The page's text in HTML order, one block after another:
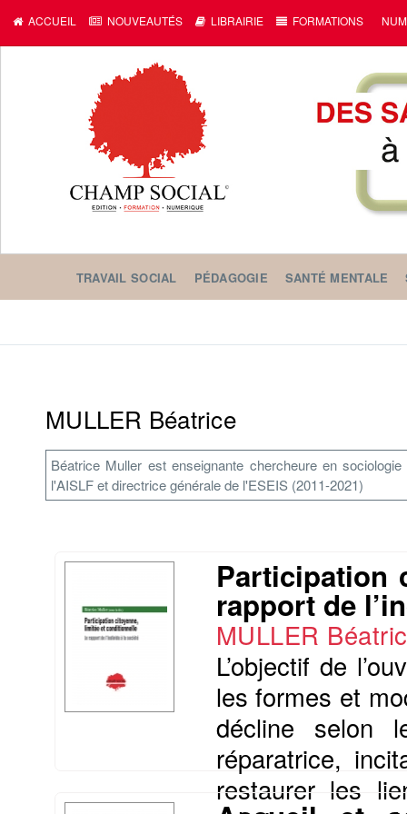
ACCUEIL NOUVEAUTÉS LIBRAIRIE FORMATIONS
TRAVAIL SOCIAL PÉDAGOGIE SANTÉ MENTALE
MULLER Béatrice
Béatrice Muller est enseignante chercheure en
l'AISLF et directrice générale de l'ESEIS (2011-2021)
Participation
rapport de
MULLER
L’objectif de
les formes et
décline selon
réparatrice,
restaurer les